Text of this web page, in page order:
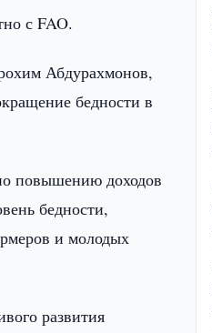
с FAO.
Абдурахмонов,
бедности в
повышению доходов
бедности,
и молодых
развития